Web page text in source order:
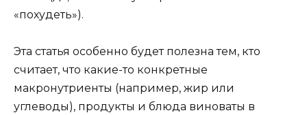
«похудеть»).
Эта статья особенно будет полезна тем, кто
считает, что какие-то конкретные
макронутриенты (например, жир или
углеводы), продукты и блюда виноваты в